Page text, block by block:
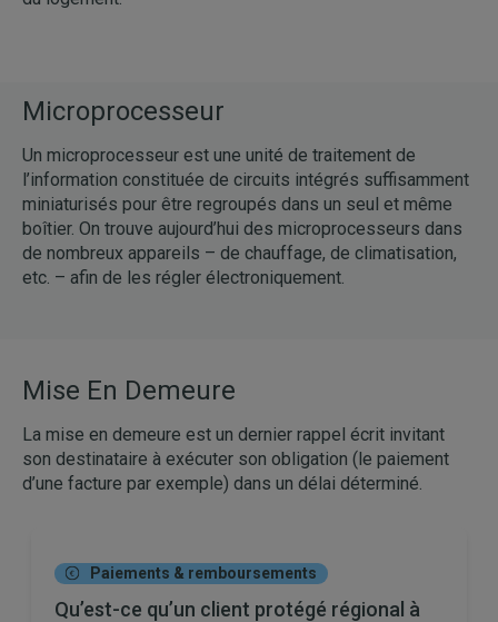
Microprocesseur
Un microprocesseur est une unité de traitement de
l’information constituée de circuits intégrés suffisamment
miniaturisés pour être regroupés dans un seul et même
boîtier. On trouve aujourd’hui des microprocesseurs dans
de nombreux appareils – de chauffage, de climatisation,
etc. – afin de les régler électroniquement.
Mise En Demeure
La mise en demeure est un dernier rappel écrit invitant
son destinataire à exécuter son obligation (le paiement
d’une facture par exemple) dans un délai déterminé.
Paiements & remboursements
Qu’est-ce qu’un client protégé régional à